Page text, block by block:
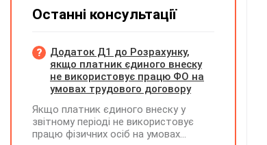
Останні консультації
Додаток Д1 до Розрахунку,
якщо платник єдиного внеску
не використовує працю ФО на
умовах трудового договору
Якщо платник єдиного внеску у
звітному періоді не використовує
працю фізичних осіб на умовах